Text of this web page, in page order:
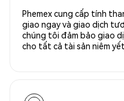
Phemex cung cấp tính
giao ngay và giao dịch
chúng tôi đảm bảo giao
cho tất cả tài sản niêm